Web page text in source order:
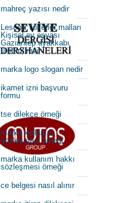
mahreç yazısı nedir
Lescon Tüketim malları
Kişisel ev eşyası
Gaziantep ayakkabı
üretimi mail
marka logo slogan nedir
ikamet izni başvuru
formu
tse dilekçe örneği
marka kullanım
sözleşmesi örneği
marka kullanım hakkı
sözleşmesi örneği
ce belgesi nasıl alınır